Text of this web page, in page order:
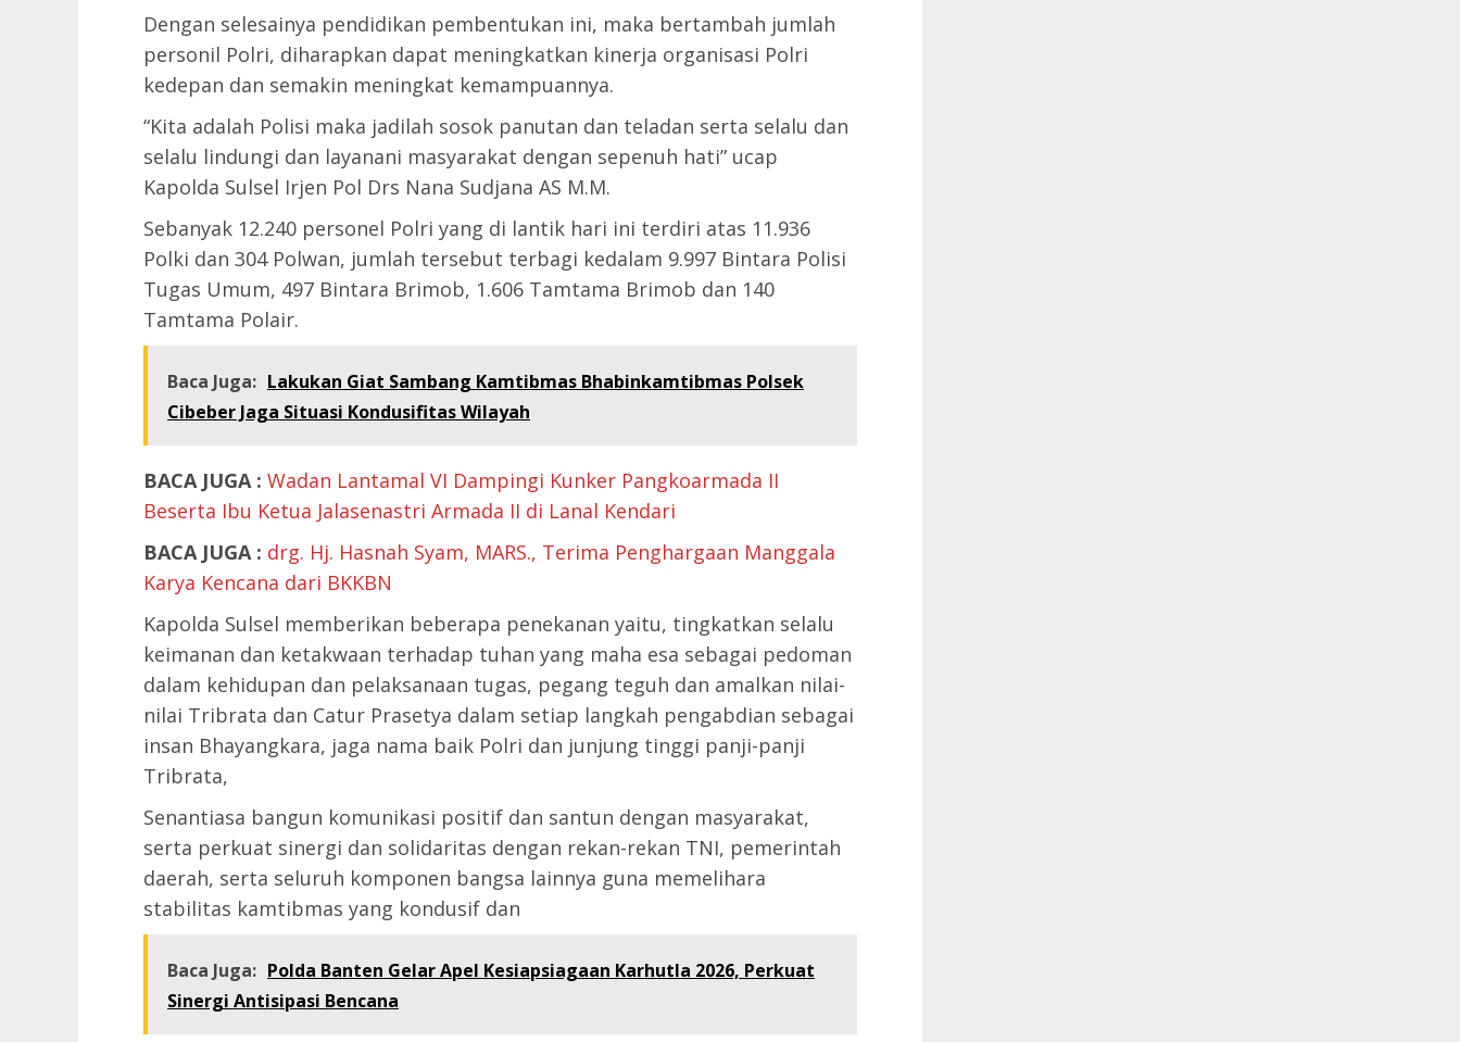
Dengan selesainya pendidikan pembentukan ini, maka bertambah jumlah
personil Polri, diharapkan dapat meningkatkan kinerja organisasi Polri
kedepan dan semakin meningkat kemampuannya.
“Kita adalah Polisi maka jadilah sosok panutan dan teladan serta selalu dan
selalu lindungi dan layanani masyarakat dengan sepenuh hati” ucap
Kapolda Sulsel Irjen Pol Drs Nana Sudjana AS M.M.
Sebanyak 12.240 personel Polri yang di lantik hari ini terdiri atas 11.936
Polki dan 304 Polwan, jumlah tersebut terbagi kedalam 9.997 Bintara Polisi
Tugas Umum, 497 Bintara Brimob, 1.606 Tamtama Brimob dan 140
Tamtama Polair.
Baca Juga: Lakukan Giat Sambang Kamtibmas Bhabinkamtibmas Polsek
Cibeber Jaga Situasi Kondusifitas Wilayah
BACA JUGA : Wadan Lantamal VI Dampingi Kunker Pangkoarmada II
Beserta Ibu Ketua Jalasenastri Armada II di Lanal Kendari
BACA JUGA : drg. Hj. Hasnah Syam, MARS., Terima Penghargaan Manggala
Karya Kencana dari BKKBN
Kapolda Sulsel memberikan beberapa penekanan yaitu, tingkatkan selalu
keimanan dan ketakwaan terhadap tuhan yang maha esa sebagai pedoman
dalam kehidupan dan pelaksanaan tugas, pegang teguh dan amalkan nilai-
nilai Tribrata dan Catur Prasetya dalam setiap langkah pengabdian sebagai
insan Bhayangkara, jaga nama baik Polri dan junjung tinggi panji-panji
Tribrata,
Senantiasa bangun komunikasi positif dan santun dengan masyarakat,
serta perkuat sinergi dan solidaritas dengan rekan-rekan TNI, pemerintah
daerah, serta seluruh komponen bangsa lainnya guna memelihara
stabilitas kamtibmas yang kondusif dan
Baca Juga: Polda Banten Gelar Apel Kesiapsiagaan Karhutla 2026, Perkuat
Sinergi Antisipasi Bencana